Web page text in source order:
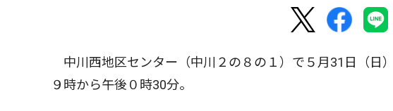
中川西地区センター（中川２の８の１）で５月31日（日
９時から午後０時30分。